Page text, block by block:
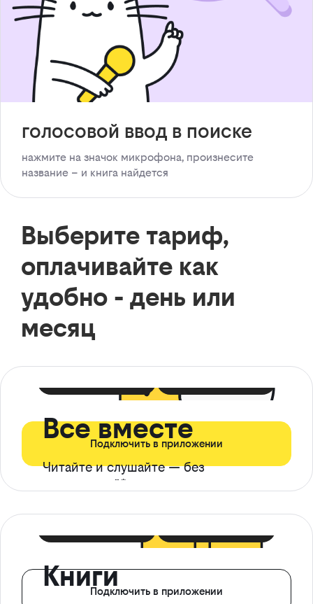
голосовой ввод в поиске
нажмите на значок микрофона, произнесите
название – и книга найдется
Выберите тариф,
оплачивайте как
удобно - день или
месяц
Все вместе
Читайте и слушайте — без
ограничений*
Подключить в приложении
КнигиПодключить в приложении